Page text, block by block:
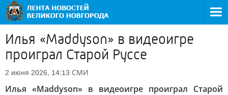
Илья «Maddyson» в видеоигре
проиграл Старой Руссе
2 июня 2026, 14:13 СМИ
Илья «Maddyson» в видеоигре проиграл Старой